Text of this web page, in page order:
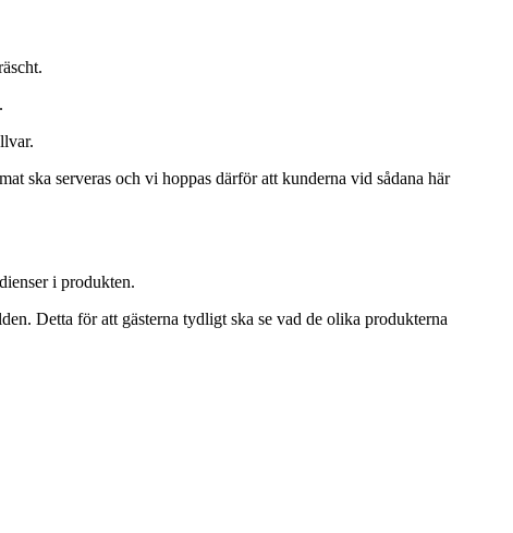
ska serveras och vi hoppas därför att kunderna vid sådana här
i produkten.
Detta för att gästerna tydligt ska se vad de olika produkterna